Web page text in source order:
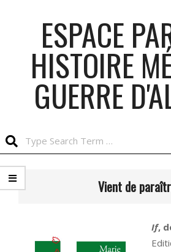
ESPACE
HISTOIRE
GUERRE
Navigation
Menu
Vient de
If,